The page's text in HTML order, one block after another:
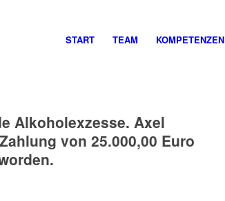
START TEAM KOMPETENZEN
Alkoholexzesse. Axel
von 25.000,00 Euro